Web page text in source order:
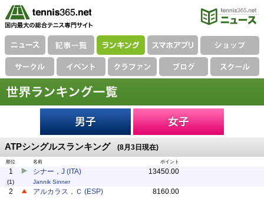
ATPシングルスランキング (8月3日現在)
順位 名前 ポイント
1
(1)
シナー，J (ITA)
Jannik Sinner
13450.00
2 アルカラス，Ｃ (ESP) 8160.00